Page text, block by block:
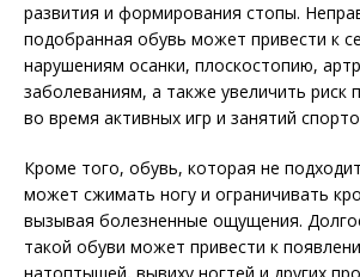
развития и формирования стопы.
подобранная обувь может привести к
нарушениям осанки, плоскостопию,
заболеваниям, а также увеличить риск
во время активных игр и занятий
Кроме того, обувь, которая не
может сжимать ногу и ограничивать
вызывая болезненные ощущения.
такой обуви может привести к